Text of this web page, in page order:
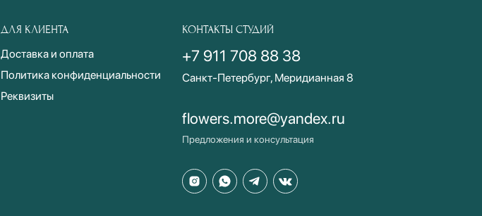
Политика конфиденциальности
Предложения и консультация
flowers.more@yandex.ru
Доставка и оплата
ДЛЯ КЛИЕНТА КОНТАКТЫ СТУДИЙ
Санкт-Петербург, Меридианная 8
+7 911 708 88 38
Реквизиты